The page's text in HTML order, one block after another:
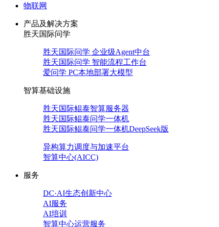
物联网
产品及解决方案
胜天国际问学
胜天国际问学 企业级Agent中台
胜天国际问学 智能流程工作台
爱问学 PC本地部署大模型
智算基础设施
胜天国际鲲泰智算服务器
胜天国际鲲泰问学一体机
胜天国际鲲泰问学一体机DeepSeek版
异构算力调度与加速平台
智算中心(AICC)
服务
DC·AI生态创新中心
AI服务
AI培训
智算中心运营服务